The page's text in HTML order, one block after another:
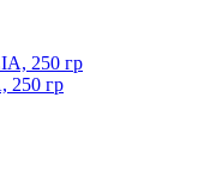
250 гр